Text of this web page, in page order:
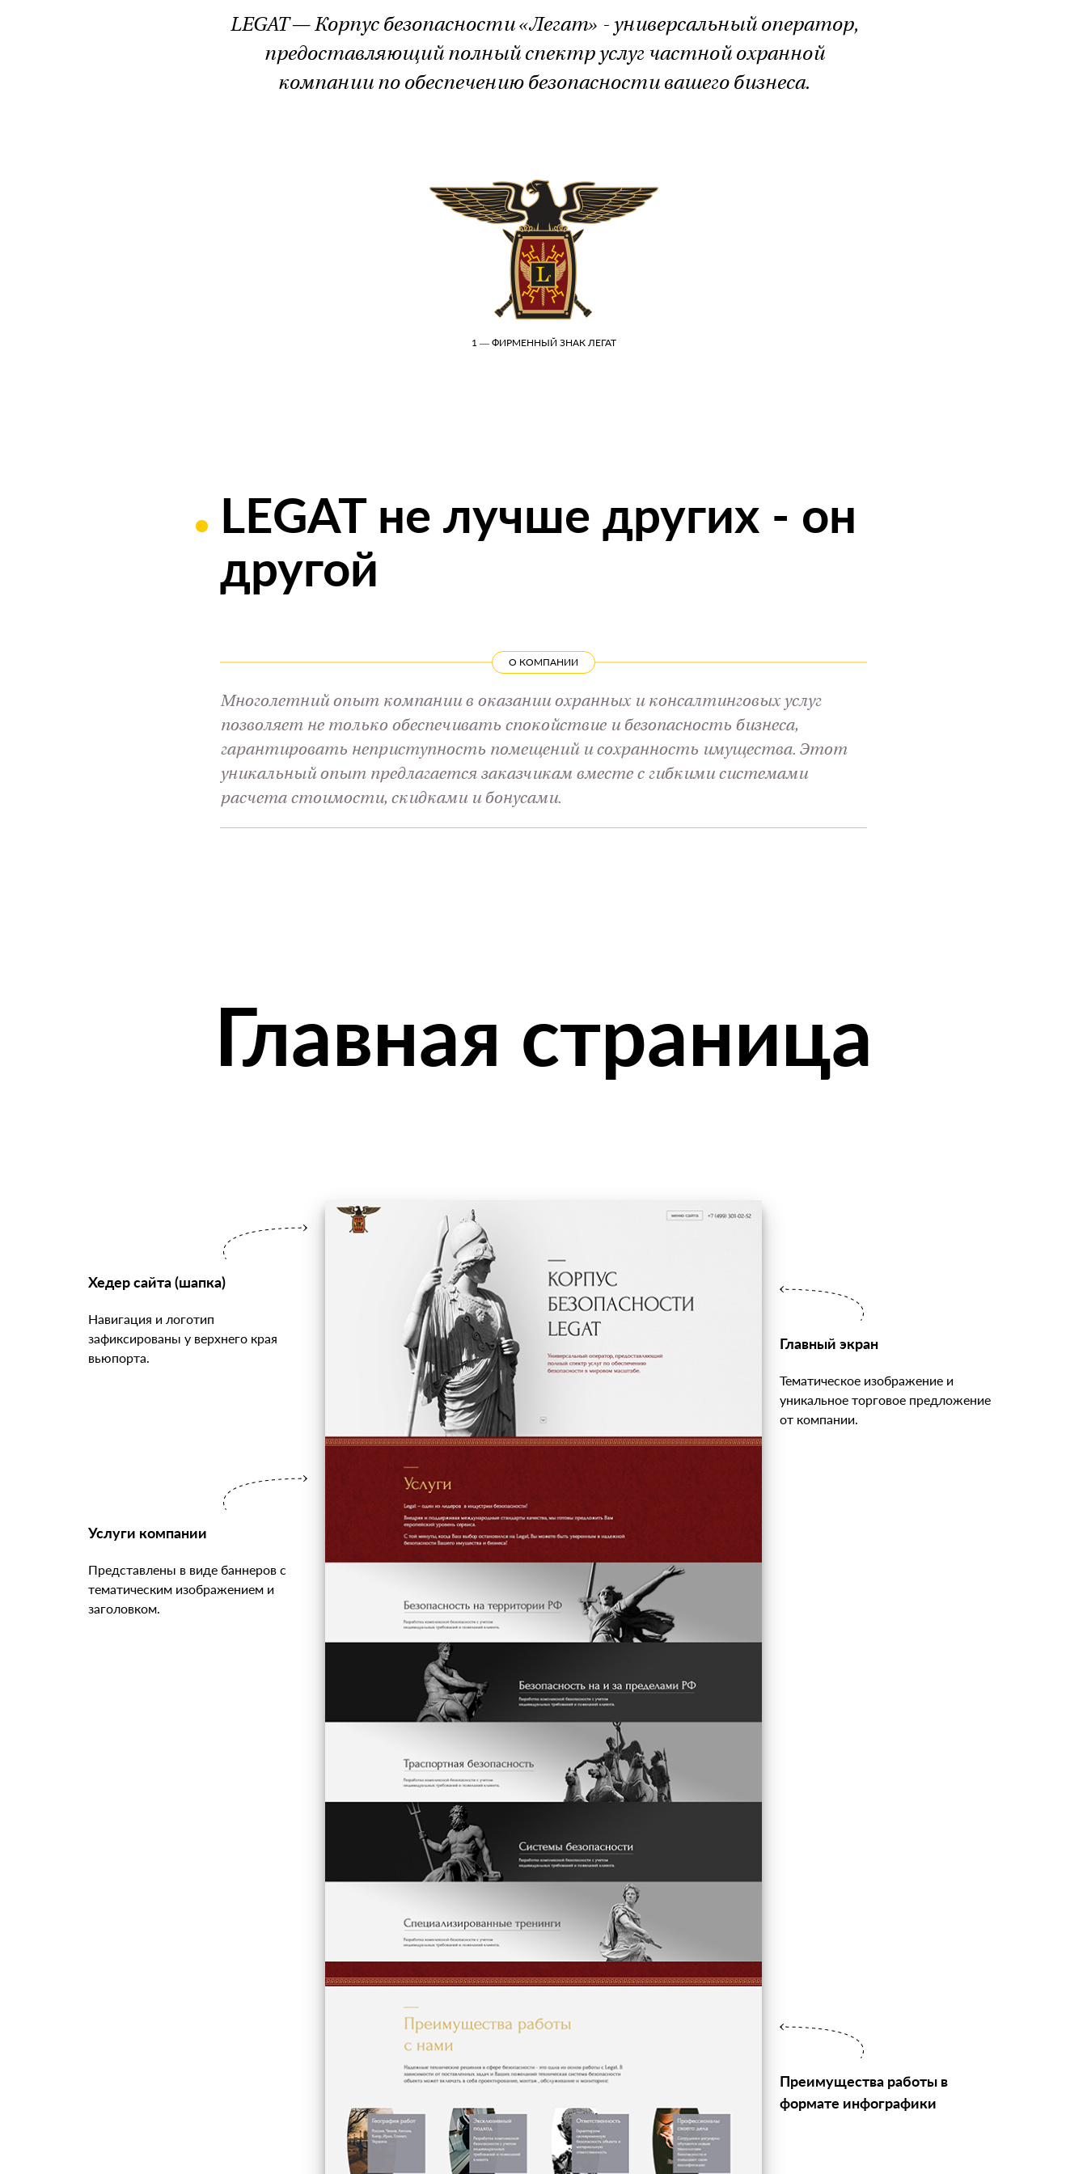
LEGAT — Корпус безопасности «Легат» - универсальный оператор,
предоставляющий полный спектр услуг частной охранной
компании по обеспечению безопасности вашего бизнеса.
1 — ФИРМЕННЫЙ ЗНАК ЛЕГАТ
LEGAT не лучше других - он
другой
О КОМПАНИИ
Многолетний опыт компании в оказании охранных и консалтинговых услуг
позволяет не только обеспечивать спокойствие и безопасность бизнеса,
гарантировать неприступность помещений и сохранность имущества. Этот
уникальный опыт предлагается заказчикам вместе с гибкими системами
расчета стоимости, скидками и бонусами.
Главная страница
Хедер сайта (шапка)
Навигация и логотип
зафиксированы у верхнего края
вьюпорта.
Услуги компании
Представлены в виде баннеров с
тематическим изображением и
заголовком.
Главный экран
Тематическое изображение и
уникальное торговое предложение
от компании.
Преимущества работы в
формате инфографики